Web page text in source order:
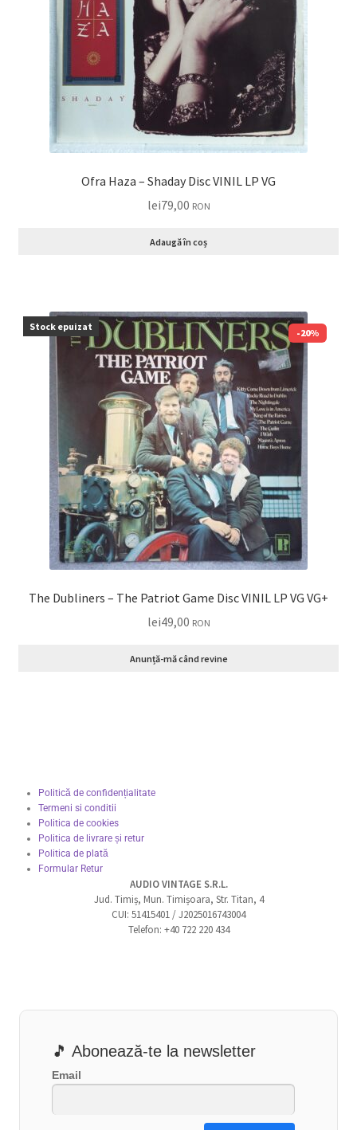
Ofra Haza – Shaday Disc VINIL LP VG
lei79,00 RON
Adaugă în coș
Stock epuizat
-20%
The Dubliners – The Patriot Game Disc VINIL LP VG VG+
lei49,00 RON
Anunță-mă când revine
Politică de confidențialitate
Termeni si conditii
Politica de cookies
Politica de livrare și retur
Politica de plată
Formular Retur
AUDIO VINTAGE S.R.L.
Jud. Timiș, Mun. Timișoara, Str. Titan, 4
CUI: 51415401 / J2025016743004
Telefon: +40 722 220 434
🎵 Abonează-te la newsletter
Email